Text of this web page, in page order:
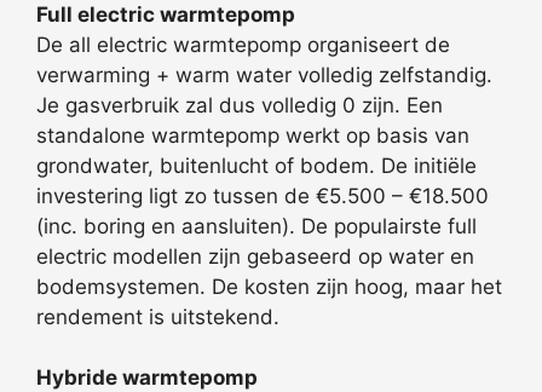
Full electric warmtepomp
De all electric warmtepomp organiseert de
verwarming + warm water volledig zelfstandig.
Je gasverbruik zal dus volledig 0 zijn. Een
standalone warmtepomp werkt op basis van
grondwater, buitenlucht of bodem. De initiële
investering ligt zo tussen de €5.500 – €18.500
(inc. boring en aansluiten). De populairste full
electric modellen zijn gebaseerd op water en
bodemsystemen. De kosten zijn hoog, maar het
rendement is uitstekend.
Hybride warmtepomp